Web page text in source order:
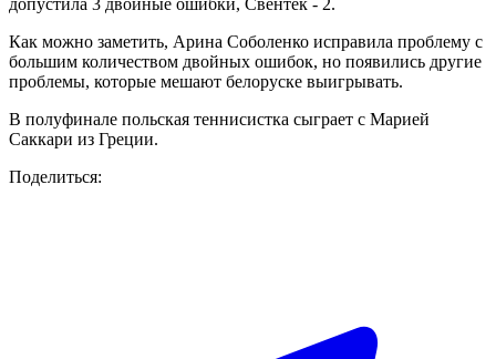
Как можно заметить, Арина Соболенко исправила проблему с
большим количеством двойных ошибок, но появились другие
проблемы, которые мешают белоруске выигрывать.
В полуфинале польская теннисистка сыграет с Марией
Саккари из Греции.
Поделиться: